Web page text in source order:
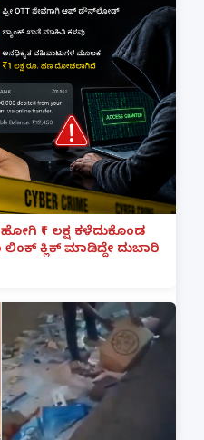
₹1 ಲಕ್ಷ ಕಳೆದುಕೊಂಡ
ಲಿಂಕ್ ಕ್ಲಿಕ್ ಮಾಡಿದ್ದೇ ದುಬಾರಿ